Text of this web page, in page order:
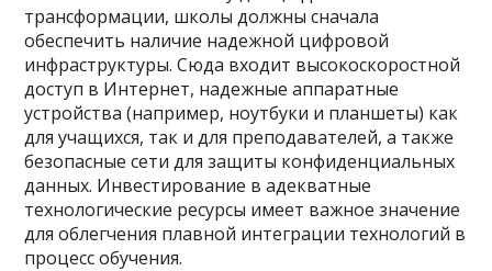
трансформации, школы должны сначала
обеспечить наличие надежной цифровой
инфраструктуры. Сюда входит высокоскоростной
доступ в Интернет, надежные аппаратные
устройства (например, ноутбуки и планшеты) как
для учащихся, так и для преподавателей, а также
безопасные сети для защиты конфиденциальных
данных. Инвестирование в адекватные
технологические ресурсы имеет важное значение
для облегчения плавной интеграции технологий в
процесс обучения.